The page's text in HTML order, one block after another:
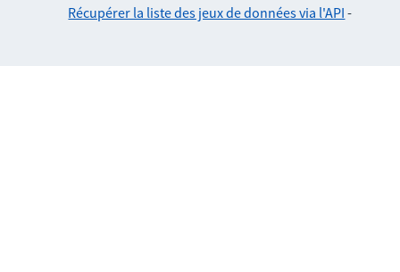
Récupérer la liste des jeux de données via l'API -